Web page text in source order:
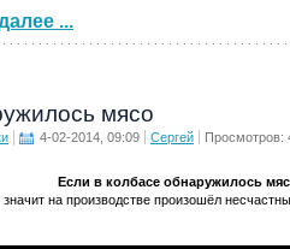
...
мясо
4-02-2014, 09:09 Сергей Просмотров:
Если в колбасе обнаружилось
значит на производстве произошёл